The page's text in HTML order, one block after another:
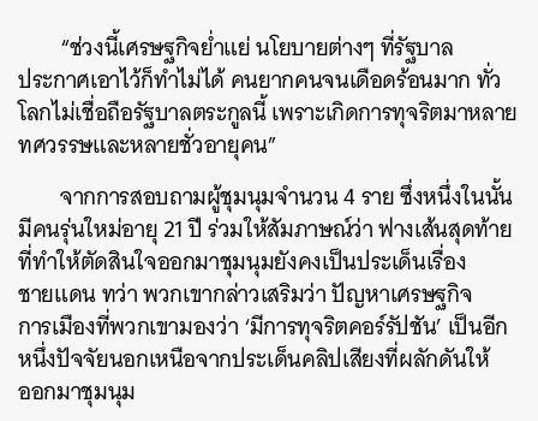
“ช่วงนี้เศรษฐกิจย่ำแย่ นโยบายต่างๆ ที่รัฐบาล
ประกาศเอาไว้ก็ทำไม่ได้ คนยากคนจนเดือดร้อนมาก ทั่ว
โลกไม่เชื่อถือรัฐบาลตระกูลนี้ เพราะเกิดการทุจริตมาหลาย
ทศวรรษและหลายชั่วอายุคน”
จากการสอบถามผู้ชุมนุมจำนวน 4 ราย ซึ่งหนึ่งในนั้น
มีคนรุ่นใหม่อายุ 21 ปี ร่วมให้สัมภาษณ์ว่า ฟางเส้นสุดท้าย
ที่ทำให้ตัดสินใจออกมาชุมนุมยังคงเป็นประเด็นเรื่อง
ชายแดน ทว่า พวกเขากล่าวเสริมว่า ปัญหาเศรษฐกิจ
การเมืองที่พวกเขามองว่า ‘มีการทุจริตคอร์รัปชัน’ เป็นอีก
หนึ่งปัจจัยนอกเหนือจากประเด็นคลิปเสียงที่ผลักดันให้
ออกมาชุมนุม